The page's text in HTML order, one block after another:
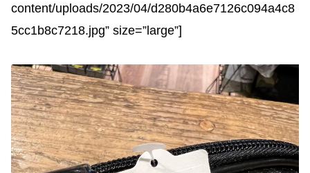
content/uploads/2023/04/d280b4a6e7126c094a4c8
5cc1b8c7218.jpg” size=”large”]